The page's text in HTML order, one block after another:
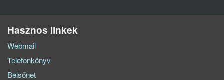
Hasznos linkek
Webmail
Telefonkönyv
Belsőnet